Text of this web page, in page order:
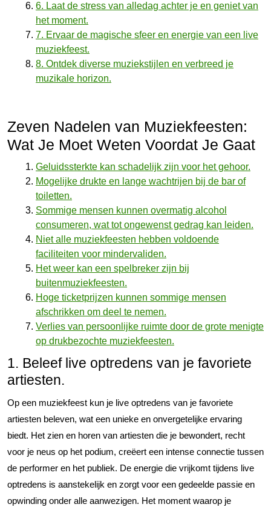
6. Laat de stress van alledag achter je en geniet van
het moment.
7. Ervaar de magische sfeer en energie van een live
muziekfeest.
8. Ontdek diverse muziekstijlen en verbreed je
muzikale horizon.
Zeven Nadelen van Muziekfeesten:
Wat Je Moet Weten Voordat Je Gaat
Geluidssterkte kan schadelijk zijn voor het gehoor.
Mogelijke drukte en lange wachtrijen bij de bar of
toiletten.
Sommige mensen kunnen overmatig alcohol
consumeren, wat tot ongewenst gedrag kan leiden.
Niet alle muziekfeesten hebben voldoende
faciliteiten voor mindervaliden.
Het weer kan een spelbreker zijn bij
buitenmuziekfeesten.
Hoge ticketprijzen kunnen sommige mensen
afschrikken om deel te nemen.
Verlies van persoonlijke ruimte door de grote menigte
op drukbezochte muziekfeesten.
1. Beleef live optredens van je favoriete
artiesten.
Op een muziekfeest kun je live optredens van je favoriete
artiesten beleven, wat een unieke en onvergetelijke ervaring
biedt. Het zien en horen van artiesten die je bewondert, recht
voor je neus op het podium, creëert een intense connectie tussen
de performer en het publiek. De energie die vrijkomt tijdens live
optredens is aanstekelijk en zorgt voor een gedeelde passie en
opwinding onder alle aanwezigen. Het moment waarop je